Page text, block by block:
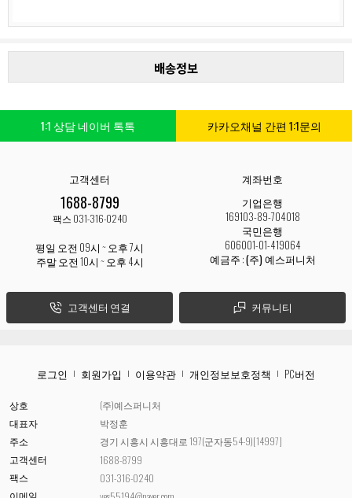
배송정보
1:1 상담 네이버 톡톡 카카오채널 간편 1:1문의
고객센터
1688-8799
팩스 031-316-0240
평일 오전 09시 ~ 오후 7시
주말 오전 10시 ~ 오후 4시
고객센터 연결
계좌번호
기업은행
169103-89-704018
국민은행
606001-01-419064
예금주 :(주) 예스퍼니처
커뮤니티
로그인 회원가입 이용약관 개인정보보호정책 PC버전
상호
(주)예스퍼니처
대표자
박정훈
주소
경기 시흥시 시흥대로 197(군자동54-9)[14997]
고객센터
1688-8799
팩스
031-316-0240
이메일